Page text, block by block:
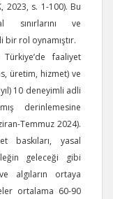
2023, s. 1-100). Bu
sınırlarını ve
bir rol oynamıştır.
Türkiye’de faaliyet
üretim, hizmet) ve
10 deneyimli adli
derinlemesine
Temmuz 2024).
baskıları, yasal
geleceği gibi
algıların ortaya
ortalama 60-90